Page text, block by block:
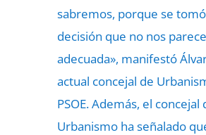
sabremos, porque se
decisión que no nos parece
adecuada», manifestó
actual concejal de
PSOE. Además, el concejal
Urbanismo ha señalado